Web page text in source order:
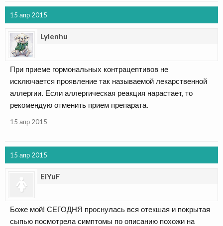
15 апр 2015
Lylenhu
При приеме гормональных контрацептивов не
исключается проявление так называемой лекарственной
аллергии. Если аллергическая реакция нарастает, то
рекомендую отменить прием препарата.
15 апр 2015
15 апр 2015
EiYuF
Боже мой! СЕГОДНЯ проснулась вся отекшая и покрытая
сыпью посмотрела симптомы по описанию похожи на